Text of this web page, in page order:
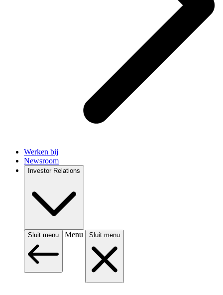
Werken bij
Newsroom
Investor Relations
Sluit menu Menu Sluit menu